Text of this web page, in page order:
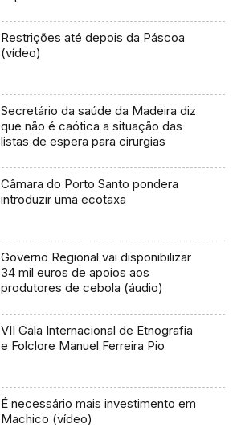
Restrições até depois da Páscoa
(vídeo)
Secretário da saúde da Madeira diz
que não é caótica a situação das
listas de espera para cirurgias
Câmara do Porto Santo pondera
introduzir uma ecotaxa
Governo Regional vai disponibilizar
34 mil euros de apoios aos
produtores de cebola (áudio)
VII Gala Internacional de Etnografia
e Folclore Manuel Ferreira Pio
É necessário mais investimento em
Machico (vídeo)